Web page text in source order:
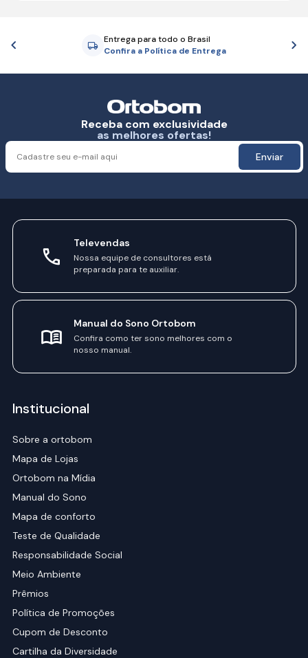
Entrega para todo o Brasil
Confira a Política de Entrega
Anterior
Receba com exclusividade
as melhores ofertas!
Enviar
Televendas
Nossa equipe de consultores está
preparada para te auxiliar.
Manual do Sono Ortobom
Confira como ter sono melhores com o
nosso manual.
Institucional
Sobre a ortobom
Mapa de Lojas
Ortobom na Mídia
Manual do Sono
Mapa de conforto
Teste de Qualidade
Responsabilidade Social
Meio Ambiente
Prêmios
Política de Promoções
Cupom de Desconto
Cartilha da Diversidade